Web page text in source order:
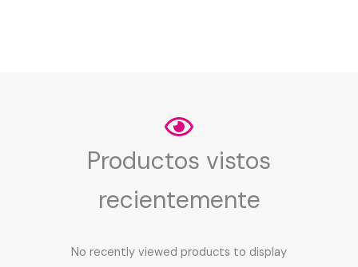
Productos vistos
recientemente
No recently viewed products to display